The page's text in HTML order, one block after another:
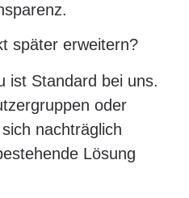
später erweitern?
ist Standard bei uns.
oder
nachträglich
Lösung